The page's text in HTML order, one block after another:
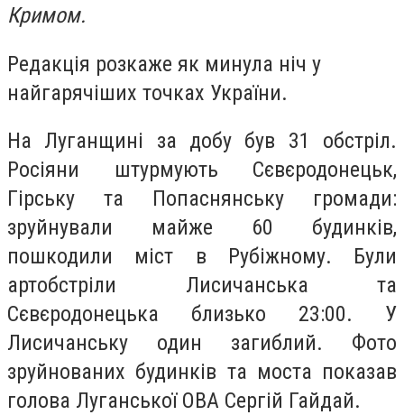
Кримом.
Редакція розкаже як минула ніч у
найгарячіших точках України.
На Луганщині за добу був 31 обстріл.
Росіяни штурмують Сєвєродонецьк,
Гірську та Попаснянську громади:
зруйнували майже 60 будинків,
пошкодили міст в Рубіжному. Були
артобстріли Лисичанська та
Сєвєродонецька близько 23:00. У
Лисичанську один загиблий. Фото
зруйнованих будинків та моста показав
голова Луганської ОВА Сергій Гайдай.